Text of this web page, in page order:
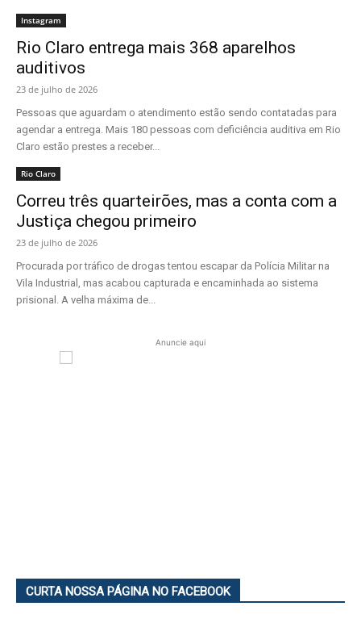
Instagram
Rio Claro entrega mais 368 aparelhos
auditivos
23 de julho de 2026
Pessoas que aguardam o atendimento estão sendo contatadas para
agendar a entrega. Mais 180 pessoas com deficiência auditiva em Rio
Claro estão prestes a receber...
Rio Claro
Correu três quarteirões, mas a conta com a
Justiça chegou primeiro
23 de julho de 2026
Procurada por tráfico de drogas tentou escapar da Polícia Militar na
Vila Industrial, mas acabou capturada e encaminhada ao sistema
prisional. A velha máxima de...
Anuncie aqui
CURTA NOSSA PÁGINA NO FACEBOOK